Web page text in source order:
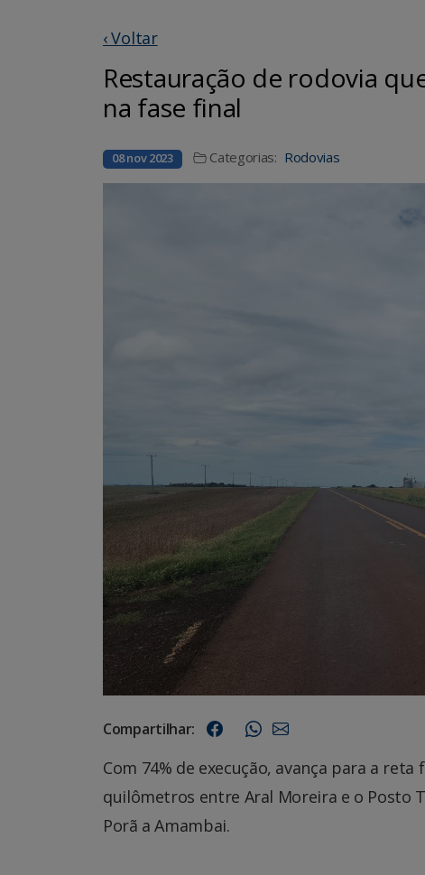
‹ Voltar
Restauração de rodovia
na fase final
08 nov 2023 Categorias: Rodovias
Compartilhar:
Com 74% de execução, avança para a
quilômetros entre Aral Moreira e o Posto
Porã a Amambai.